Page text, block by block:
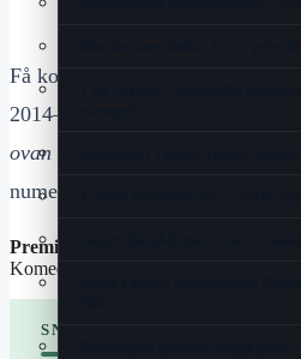
Få komedifigurer har etsat sig
2014–2015 och belönades med
ovan – 2016, och här får du
numera kända huset i Enköping.
Premiärår:
Komedi ·
SNABBÖVERSIKT